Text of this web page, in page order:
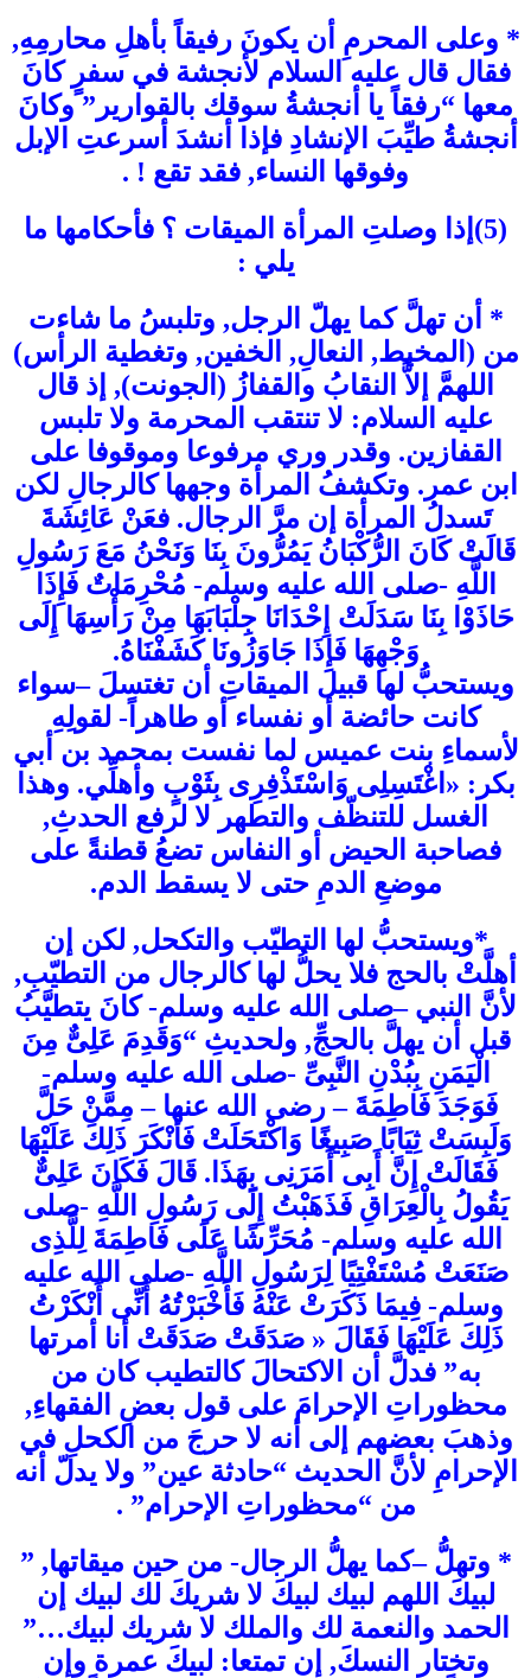
* وعلى المحرمِ أن يكونَ رفيقاً بأهلِ محارمِهِ,
فقال قال عليه السلام لأنجشة في سفرٍ كانَ
معها “رفقاً يا أنجشةُ سوقك بالقوارير” وكانَ
أنجشةُ طيِّبَ الإنشادِ فإذا أنشدَ أسرعتِ الإبل
وفوقها النساء, فقد تقع ! .
(5)إذا وصلتِ المرأة الميقات ؟ فأحكامها ما
يلي :
* أن تهلَّ كما يهلّ الرجل, وتلبسُ ما شاءت
من (المخيط, النعالِ, الخفين, وتغطية الرأس)
اللهمَّ إلاَّ النقابُ والقفازُ (الجونت), إذ قال
عليه السلام: لا تنتقب المحرمة ولا تلبس
القفازين. وقدر وري مرفوعا وموقوفا على
ابن عمر. وتكشفُ المرأة وجهها كالرجالِ لكن
تَسدلُ المرأة إن مرَّ الرجال. فعَنْ عَائِشَةَ
قَالَتْ كَانَ الرُّكْبَانُ يَمُرُّونَ بِنَا وَنَحْنُ مَعَ رَسُولِ
اللَّهِ -صلى الله عليه وسلم- مُحْرِمَاتٌ فَإِذَا
حَاذَوْا بِنَا سَدَلَتْ إِحْدَانَا جِلْبَابَهَا مِنْ رَأْسِهَا إِلَى
وَجْهِهَا فَإِذَا جَاوَزُونَا كَشَفْنَاهُ.
ويستحبُّ لها قبيل الميقاتِ أن تغتسلَ –سواء
كانت حائضة أو نفساء أو طاهراً- لقولِهِ
لأسماءِ بنت عميس لما نفست بمحمد بن أبي
بكر: «اغْتَسِلِى وَاسْتَذْفِرِى بِثَوْبٍ وأهلِّي. وهذا
الغسل للتنظّف والتطهر لا لرفع الحدثِ,
فصاحبة الحيض أو النفاس تضعُ قطنةً على
موضعِ الدمِ حتى لا يسقط الدم.
*ويستحبُّ لها التطيّب والتكحل, لكن إن
أهلَّتْ بالحج فلا يحلُّ لها كالرجال من التطيّبِ,
لأنَّ النبي –صلى الله عليه وسلم- كانَ يتطيَّبُ
قبل أن يهلَّ بالحجِّ, ولحديثِ “وَقَدِمَ عَلِىٌّ مِنَ
الْيَمَنِ بِبُدْنِ النَّبِىِّ -صلى الله عليه وسلم-
فَوَجَدَ فَاطِمَةَ – رضى الله عنها – مِمَّنْ حَلَّ
وَلَبِسَتْ ثِيَابًا صَبِيغًا وَاكْتَحَلَتْ فَأَنْكَرَ ذَلِكَ عَلَيْهَا
فَقَالَتْ إِنَّ أَبِى أَمَرَنِى بِهَذَا. قَالَ فَكَانَ عَلِىٌّ
يَقُولُ بِالْعِرَاقِ فَذَهَبْتُ إِلَى رَسُولِ اللَّهِ -صلى
الله عليه وسلم- مُحَرِّشًا عَلَى فَاطِمَةَ لِلَّذِى
صَنَعَتْ مُسْتَفْتِيًا لِرَسُولِ اللَّهِ -صلى الله عليه
وسلم- فِيمَا ذَكَرَتْ عَنْهُ فَأَخْبَرْتُهُ أَنِّى أَنْكَرْتُ
ذَلِكَ عَلَيْهَا فَقَالَ « صَدَقَتْ صَدَقَتْ أنا أمرتها
به” فدلَّ أن الاكتحالَ كالتطيب كان من
محظوراتِ الإحرامَ على قول بعضِ الفقهاءِ,
وذهبَ بعضهم إلى أنه لا حرجَ من الكحلِ في
الإحرامِ لأنَّ الحديث “حادثة عين” ولا يدلّ أنه
من “محظوراتِ الإحرام” .
* وتهلُّ –كما يهلُّ الرجال- من حين ميقاتها, ”
لبيكَ اللهم لبيك لبيكَ لا شريكَ لك لبيك إن
الحمد والنعمة لك والملك لا شريك لبيك…”
وتختار النسكَ, إن تمتعا: لبيكَ عمرة وإن